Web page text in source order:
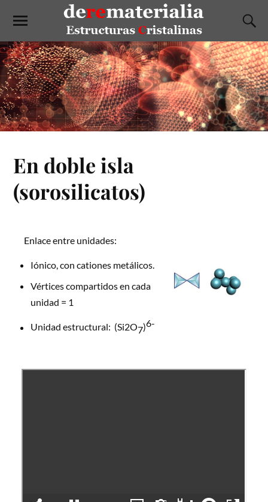
En doble isla
(sorosilicatos)
Enlace entre unidades:
Iónico, con cationes metálicos.
Vértices compartidos en cada
unidad = 1
Unidad estructural: (Si2O7)6-